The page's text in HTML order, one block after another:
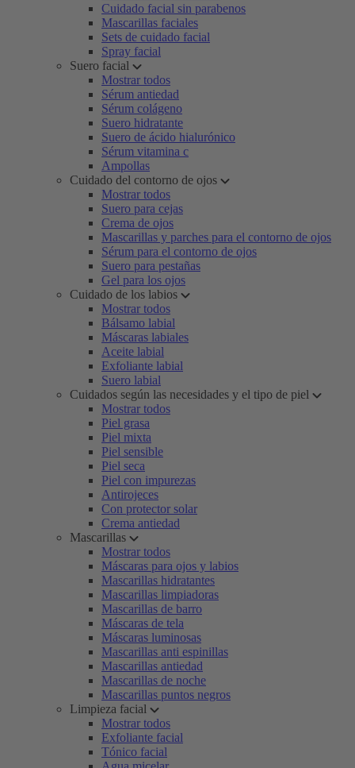
Cuidado facial sin parabenos
Mascarillas faciales
Sets de cuidado facial
Spray facial
Suero facial
Mostrar todos
Sérum antiedad
Sérum colágeno
Suero hidratante
Suero de ácido hialurónico
Sérum vitamina c
Ampollas
Cuidado del contorno de ojos
Mostrar todos
Suero para cejas
Crema de ojos
Mascarillas y parches para el contorno de ojos
Sérum para el contorno de ojos
Suero para pestañas
Gel para los ojos
Cuidado de los labios
Mostrar todos
Bálsamo labial
Máscaras labiales
Aceite labial
Exfoliante labial
Suero labial
Cuidados según las necesidades y el tipo de piel
Mostrar todos
Piel grasa
Piel mixta
Piel sensible
Piel seca
Piel con impurezas
Antirojeces
Con protector solar
Crema antiedad
Mascarillas
Mostrar todos
Máscaras para ojos y labios
Mascarillas hidratantes
Mascarillas limpiadoras
Mascarillas de barro
Máscaras de tela
Máscaras luminosas
Mascarillas anti espinillas
Mascarillas antiedad
Mascarillas de noche
Mascarillas puntos negros
Limpieza facial
Mostrar todos
Exfoliante facial
Tónico facial